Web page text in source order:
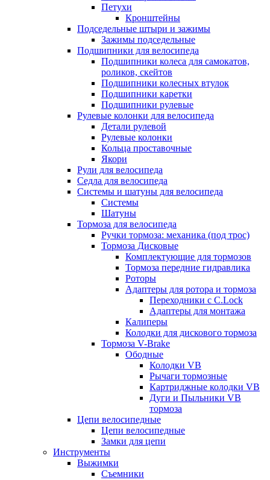
Петухи
Кронштейны
Подседельные штыри и зажимы
Зажимы подседельные
Подшипники для велосипеда
Подшипники колеса для самокатов,
роликов, скейтов
Подшипники колесных втулок
Подшипники каретки
Подшипники рулевые
Рулевые колонки для велосипеда
Детали рулевой
Рулевые колонки
Кольца проставочные
Якори
Рули для велосипеда
Седла для велосипеда
Системы и шатуны для велосипеда
Системы
Шатуны
Тормоза для велосипеда
Ручки тормоза: механика (под трос)
Тормоза Дисковые
Комплектующие для тормозов
Тормоза передние гидравлика
Роторы
Адаптеры для ротора и тормоза
Переходники с C.Lock
Адаптеры для монтажа
Калиперы
Колодки для дискового тормоза
Тормоза V-Brake
Ободные
Колодки VB
Рычаги тормозные
Картриджные колодки VB
Дуги и Пыльники VB
тормоза
Цепи велосипедные
Цепи велосипедные
Замки для цепи
Инструменты
Выжимки
Съемники